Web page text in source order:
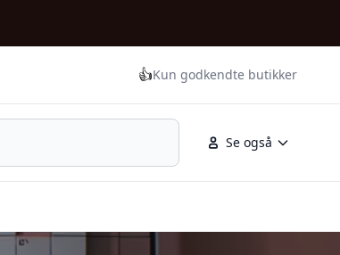
👍Kun godkendte butikker
Se også